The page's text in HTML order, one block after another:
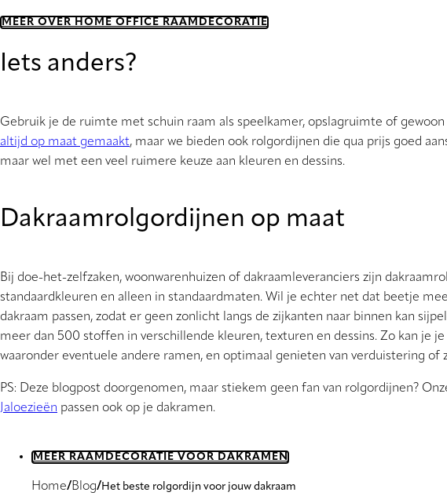
MEER OVER HOME OFFICE RAAMDECORATIE
Iets anders?
Gebruik je de ruimte met schuin raam als speelkamer, opslagruimte of
altijd op maat gemaakt, maar we bieden ook rolgordijnen die qua prijs goed
maar wel met een veel ruimere keuze aan kleuren en dessins.
Dakraamrolgordijnen op maat
Bij doe-het-zelfzaken, woonwarenhuizen of dakraamleveranciers zijn
standaardkleuren en alleen in standaardmaten. Wil je echter net dat beetje
dakraam passen, zodat er geen zonlicht langs de zijkanten naar binnen kan
meer dan 500 stoffen in verschillende kleuren, texturen en dessins. Zo kan je
waaronder eventuele andere ramen, en optimaal genieten van verduistering of
PS: Deze blogpost doorgenomen, maar stiekem geen fan van rolgordijnen?
Jaloezieën passen ook op je dakramen.
MEER RAAMDECORATIE VOOR DAKRAMEN
Home Blog Het beste rolgordijn voor jouw dakraam